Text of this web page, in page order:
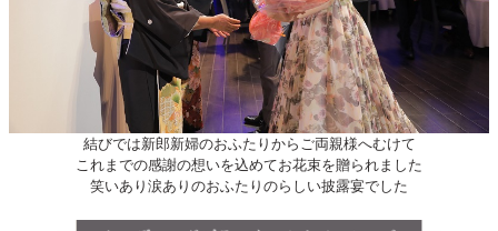
結びでは新郎新婦のおふたりからご両親様へむけて
これまでの感謝の想いを込めてお花束を贈られました
笑いあり涙ありのおふたりのらしい披露宴でした